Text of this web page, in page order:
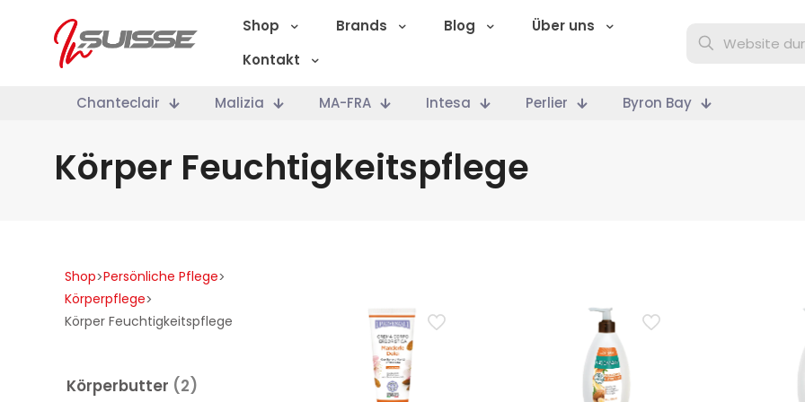
Shop Brands Blog
Über uns
Kontakt
Chanteclair Malizia MA-FRA Intesa Perlier Byron Bay
Körper Feuchtigkeitspflege
Shop>Persönliche Pflege>
Körperpflege>
Körper Feuchtigkeitspflege
Körperbutter (2)